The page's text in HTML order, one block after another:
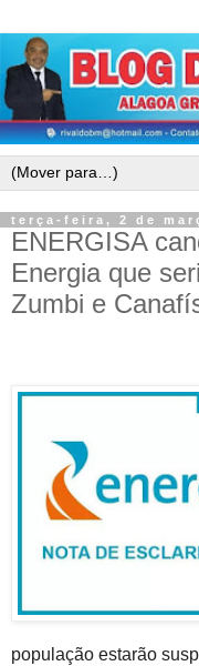
terça-feira, 2 de
ENERGISA
Energia que
Zumbi e
população estarão